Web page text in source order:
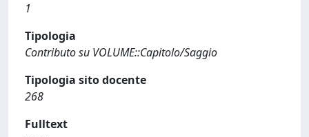
1
Tipologia
Contributo su VOLUME::Capitolo/Saggio
Tipologia sito docente
268
Fulltext